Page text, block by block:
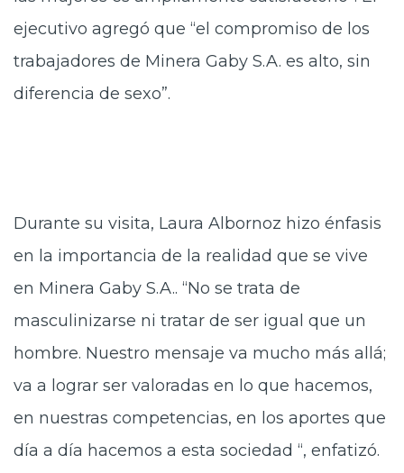
ejecutivo agregó que “el compromiso de los
trabajadores de Minera Gaby S.A. es alto, sin
diferencia de sexo”.
Durante su visita, Laura Albornoz hizo énfasis
en la importancia de la realidad que se vive
en Minera Gaby S.A.. “No se trata de
masculinizarse ni tratar de ser igual que un
hombre. Nuestro mensaje va mucho más allá;
va a lograr ser valoradas en lo que hacemos,
en nuestras competencias, en los aportes que
día a día hacemos a esta sociedad “, enfatizó.